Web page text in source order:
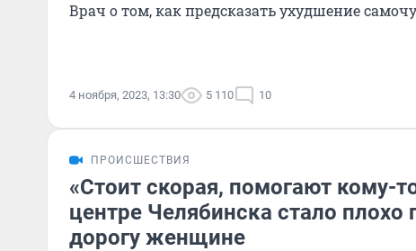
Врач о том, как предсказать ухудшение
4 ноября, 2023, 13:30 5 110 10
ПРОИСШЕСТВИЯ
«Стоит скорая, помогают кому-
центре Челябинска стало плохо
дорогу женщине